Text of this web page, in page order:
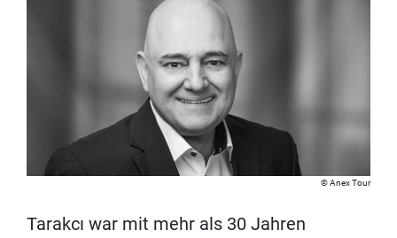
Anex Tour
Tarakcı war mit mehr als 30 Jahren